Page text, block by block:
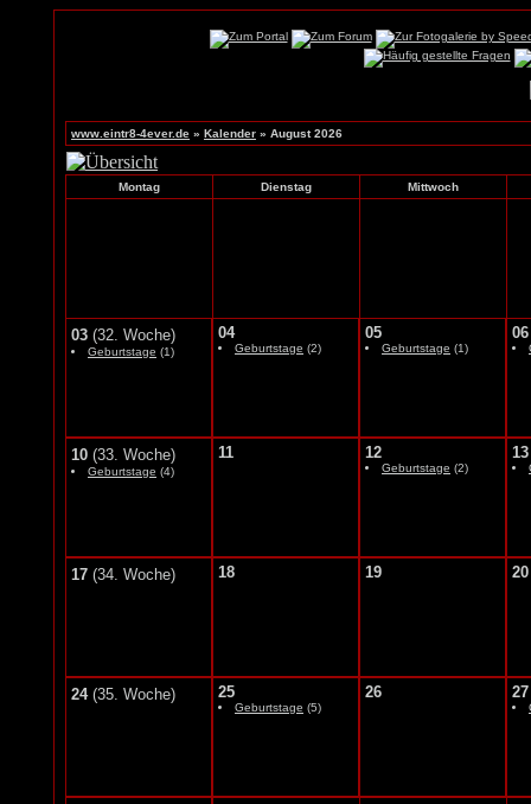
www.eintr8-4ever.de » Kalender » August 2026
Montag Dienstag Mittwoch
03 (32. Woche)
Geburtstage (1)
04
Geburtstage (2)
05
Geburtstage (1)
06
10 (33. Woche)
Geburtstage (4)
11 12
Geburtstage (2)
13
17 (34. Woche) 18 19 20
24 (35. Woche) 25
Geburtstage (5)
26 27